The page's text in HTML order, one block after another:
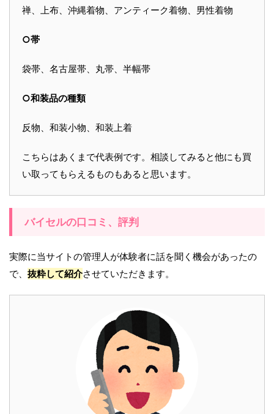
禅、上布、沖縄着物、アンティーク着物、男性着物
○帯
袋帯、名古屋帯、丸帯、半幅帯
○和装品の種類
反物、和装小物、和装上着
こちらはあくまで代表例です。相談してみると他にも買
い取ってもらえるものもあると思います。
バイセルの口コミ、評判
実際に当サイトの管理人が体験者に話を聞く機会があったの
で、 抜粋して紹介させていただきます。